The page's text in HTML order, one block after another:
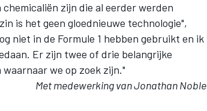
zijn die al eerder werden
is het geen gloednieuwe technologie",
niet in de Formule 1 hebben gebruikt en ik
Er zijn twee of drie belangrijke
we op zoek zijn."
Met medewerking van Jonathan Noble